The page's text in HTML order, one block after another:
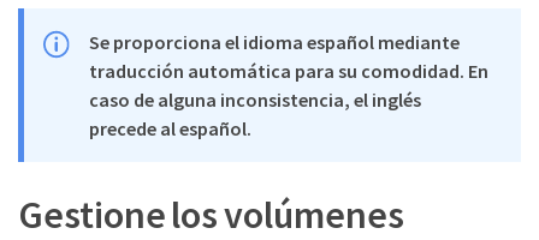
Se proporciona el idioma español mediante
traducción automática para su comodidad. En
caso de alguna inconsistencia, el inglés
precede al español.
Gestione los volúmenes